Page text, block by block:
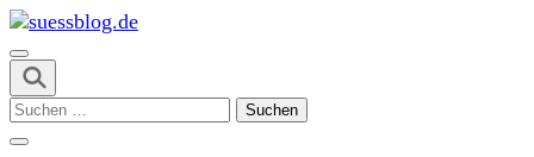
Skip
to
content
(Press
Enter)
suessblog.de
Suchen